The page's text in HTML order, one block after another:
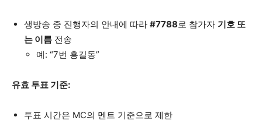
생방송 중 진행자의 안내에 따라 #7788로 참가자 기호 또
는 이름 전송
예: “7번 홍길동”
유효 투표 기준:
투표 시간은 MC의 멘트 기준으로 제한